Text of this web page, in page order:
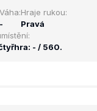
Váha:
-
Hraje rukou:
Pravá
- / 560.